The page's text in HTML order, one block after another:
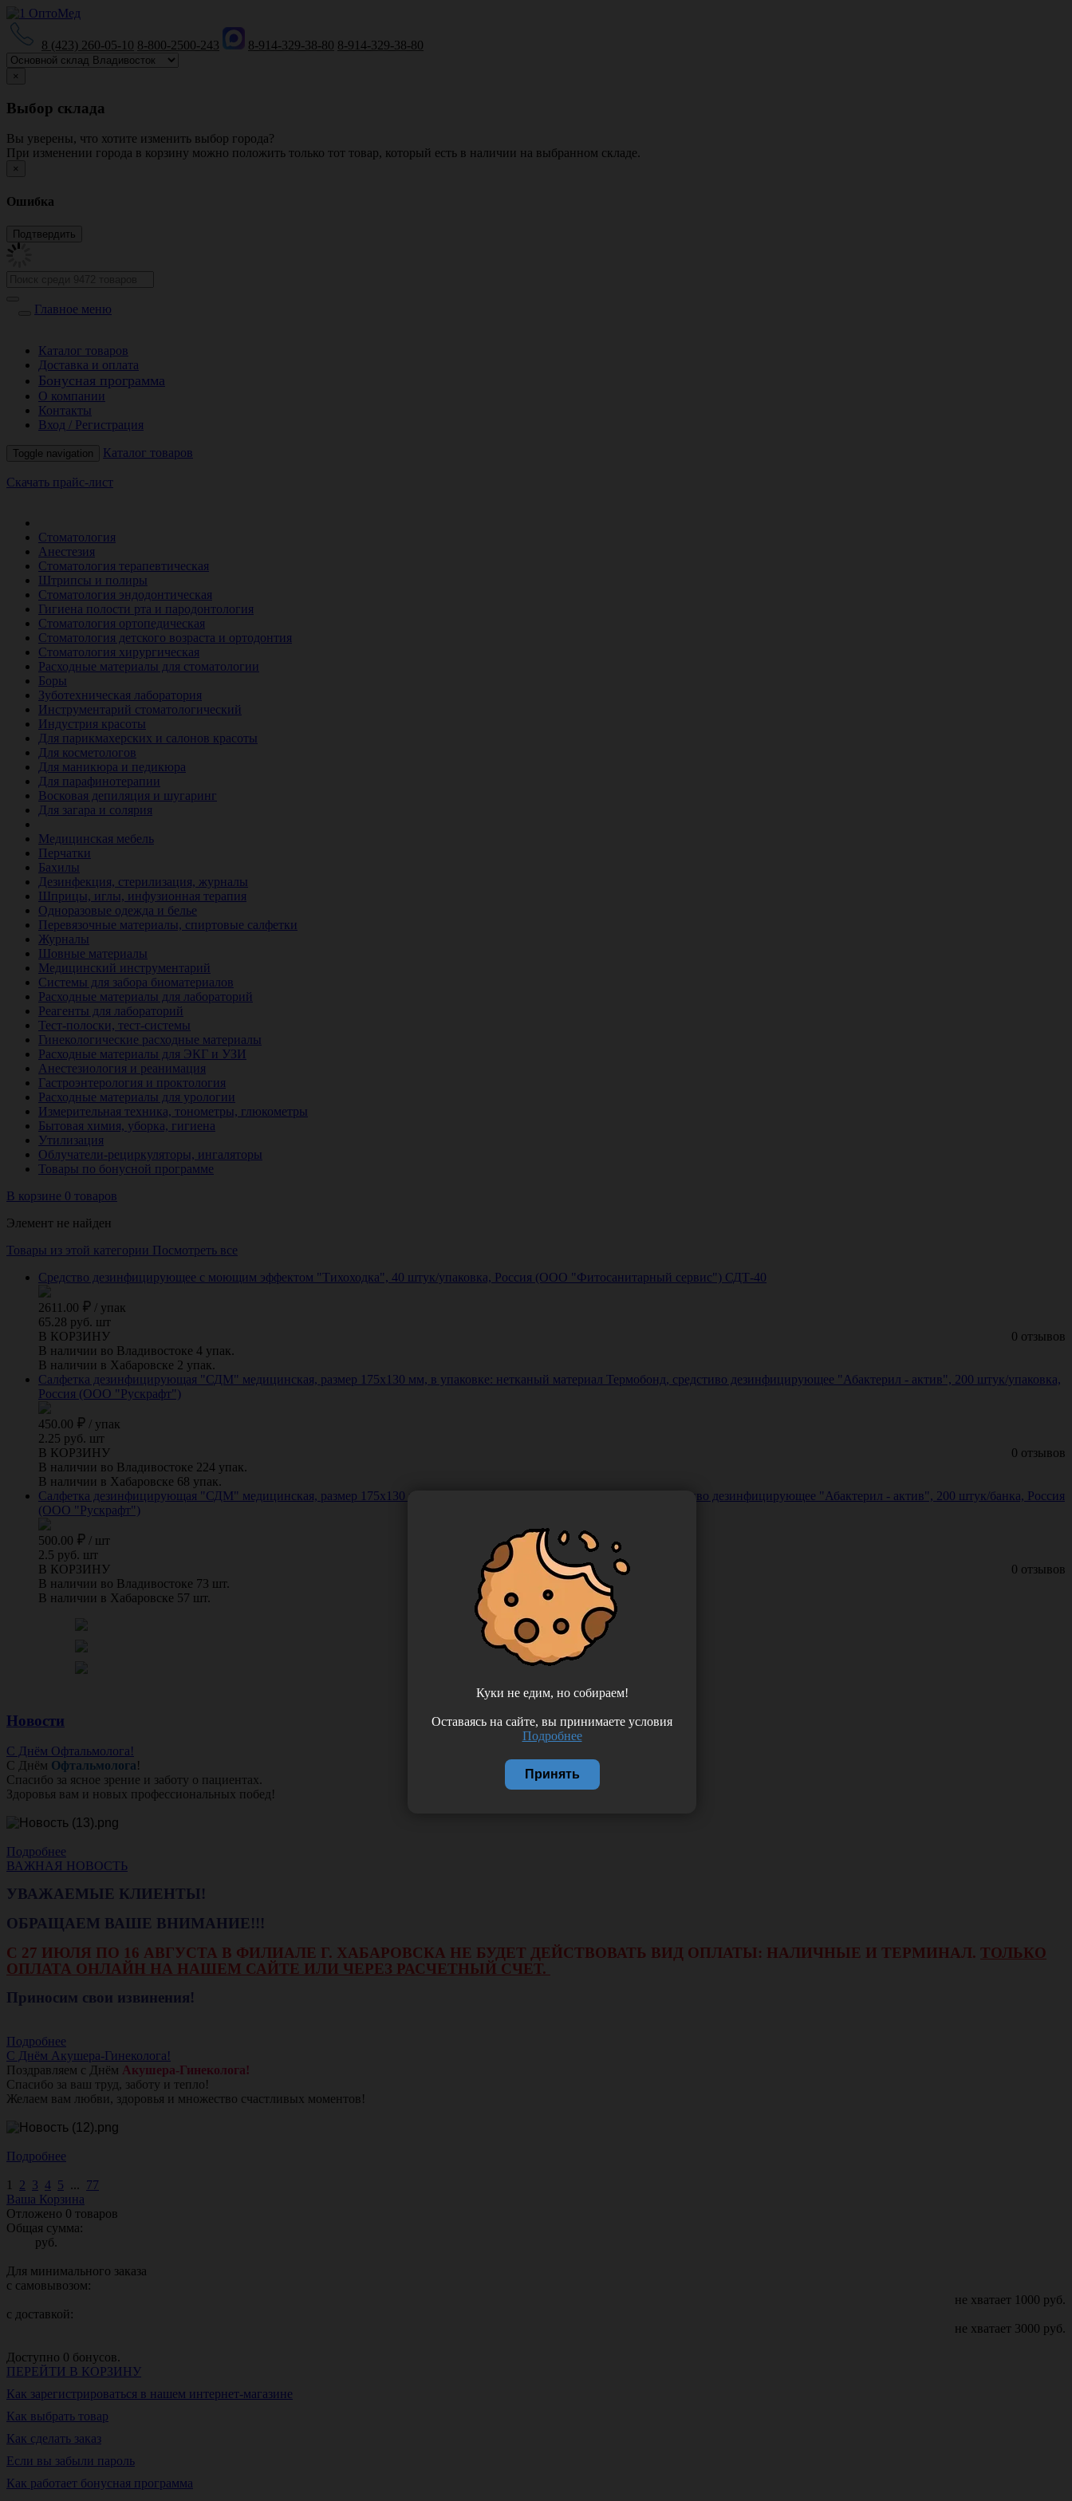
8 (423) 260-05-10 8-800-2500-243 8-914-329-38-80 8-914-329-38-80
×
Выбор склада
Вы уверены, что хотите изменить выбор города?
При изменении города в корзину можно положить только тот товар, который есть в наличии на выбранном складе.
×
Ошибка
Главное меню
Каталог товаров
Доставка и оплата
Бонусная программа
О компании
Контакты
Вход / Регистрация
Toggle navigation Каталог товаров
Скачать прайс-лист
Стоматология
Анестезия
Стоматология терапевтическая
Штрипсы и полиры
Стоматология эндодонтическая
Гигиена полости рта и пародонтология
Стоматология ортопедическая
Стоматология детского возраста и ортодонтия
Стоматология хирургическая
Расходные материалы для стоматологии
Боры
Зуботехническая лаборатория
Инструментарий стоматологический
Индустрия красоты
Для парикмахерских и салонов красоты
Для косметологов
Для маникюра и педикюра
Для парафинотерапии
Восковая депиляция и шугаринг
Для загара и солярия
Медицинская мебель
Перчатки
Бахилы
Дезинфекция, стерилизация, журналы
Шприцы, иглы, инфузионная терапия
Одноразовые одежда и белье
Перевязочные материалы, спиртовые салфетки
Журналы
Шовные материалы
Медицинский инструментарий
Системы для забора биоматериалов
Расходные материалы для лабораторий
Реагенты для лабораторий
Тест-полоски, тест-системы
Гинекологические расходные материалы
Расходные материалы для ЭКГ и УЗИ
Анестезиология и реанимация
Гастроэнтерология и проктология
Расходные материалы для урологии
Измерительная техника, тонометры, глюкометры
Бытовая химия, уборка, гигиена
Утилизация
Облучатели-рециркуляторы, ингаляторы
Товары по бонусной программе
В корзине 0 товаров
Элемент не найден
Товары из этой категории Посмотреть все
Средство дезинфицирующее с моющим эффектом "Тихоходка", 40 штук/упаковка, Россия (ООО "Фитосанитарный сервис") СДТ-40
2611.00 / упак
65.28 руб. шт
0 отзывов
В КОРЗИНУ
В наличии во Владивостоке 4 упак.
В наличии в Хабаровске 2 упак.
Салфетка дезинфицирующая "СДМ" медицинская, размер 175х130 мм, в упаковке: нетканый материал Термобонд, средстиво дезинфицирующее "Абактерил - актив", 200 штук/упаковка,
Россия (ООО "Рускрафт")
450.00 / упак
2.25 руб. шт
0 отзывов
В КОРЗИНУ
В наличии во Владивостоке 224 упак.
В наличии в Хабаровске 68 упак.
Салфетка дезинфицирующая "СДМ" медицинская, размер 175х130 мм, в банке: нетканый материал Термобонд, средстиво дезинфицирующее "Абактерил - актив", 200 штук/банка, Россия
(ООО "Рускрафт")
500.00 / шт
2.5 руб. шт
0 отзывов
В КОРЗИНУ
В наличии во Владивостоке 73 шт.
В наличии в Хабаровске 57 шт.
Новости
С Днём Офтальмолога!
С Днём Офтальмолога!
Спасибо за ясное зрение и заботу о пациентах.
Здоровья вам и новых профессиональных побед!
Подробнее
ВАЖНАЯ НОВОСТЬ
УВАЖАЕМЫЕ КЛИЕНТЫ!
ОБРАЩАЕМ ВАШЕ ВНИМАНИЕ!!!
С 27 ИЮЛЯ ПО 16 АВГУСТА В ФИЛИАЛЕ Г. ХАБАРОВСКА НЕ БУДЕТ ДЕЙСТВОВАТЬ ВИД ОПЛАТЫ: НАЛИЧНЫЕ И ТЕРМИНАЛ. ТОЛЬКО
ОПЛАТА ОНЛАЙН НА НАШЕМ САЙТЕ ИЛИ ЧЕРЕЗ РАСЧЕТНЫЙ СЧЕТ.
Приносим свои извинения!
Подробнее
С Днём Акушера-Гинеколога!
Поздравляем с Днём Акушера-Гинеколога!
Спасибо за ваш труд, заботу и тепло!
Желаем вам любви, здоровья и множество счастливых моментов!
Подробнее
1 2 3 4 5 ... 77
Ваша Корзина
Отложено 0 товаров
Общая сумма:
руб.
Для минимального заказа
с самовывозом:
не хватает 1000 руб.
с доставкой:
не хватает 3000 руб.
Доступно 0 бонусов.
ПЕРЕЙТИ В КОРЗИНУ
Как зарегистрироваться в нашем интернет-магазине
Как выбрать товар
Как сделать заказ
Если вы забыли пароль
Как работает бонусная программа
Куки не едим, но собираем!
Оставаясь на сайте, вы принимаете условия
Подробнее
Принять